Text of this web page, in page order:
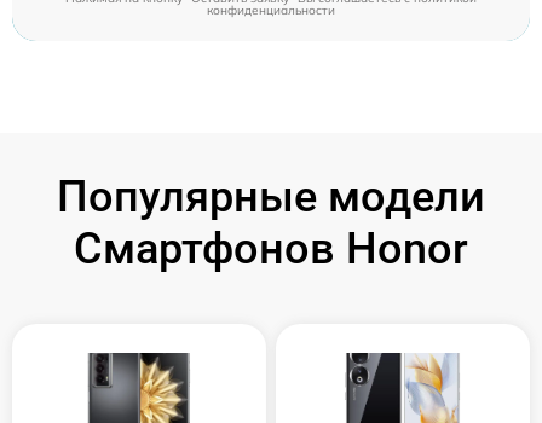
конфиденциальности
Популярные модели
Смартфонов Honor